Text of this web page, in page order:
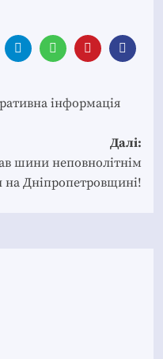
інформація
Далі:
шини неповнолітнім
на Дніпропетровщині!